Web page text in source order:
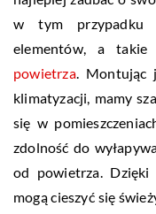
w tym przypadku
elementów, a
powietrza. Montując
klimatyzacji, mamy
się w
zdolność do
od powietrza. Dzięki
mogą cieszyć się